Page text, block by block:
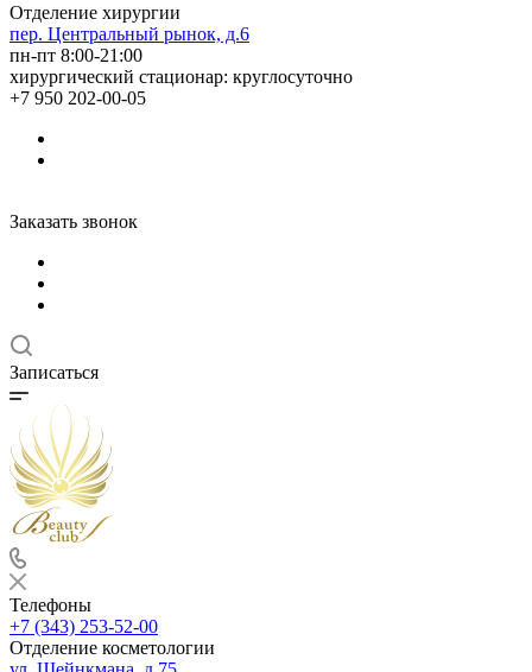
Отделение хирургии
пер. Центральный рынок, д.6
пн-пт 8:00-21:00
хирургический стационар: круглосуточно
+7 950 202-00-05
Заказать звонок
Записаться
Телефоны
+7 (343) 253-52-00
Отделение косметологии